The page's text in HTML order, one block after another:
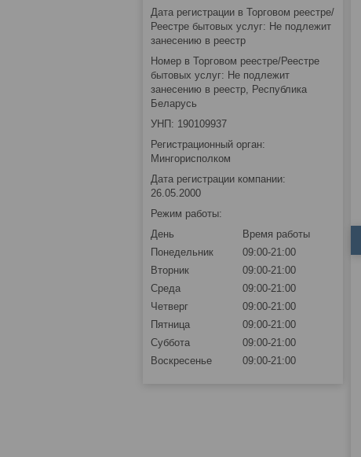
Дата регистрации в Торговом реестре/
Реестре бытовых услуг: Не подлежит
занесению в реестр
Номер в Торговом реестре/Реестре
бытовых услуг: Не подлежит
занесению в реестр, Республика
Беларусь
УНП: 190109937
Регистрационный орган:
Мингорисполком
Дата регистрации компании:
26.05.2000
Режим работы:
День
Время работы
Понедельник
09:00-21:00
Вторник
09:00-21:00
Среда
09:00-21:00
Четверг
09:00-21:00
Пятница
09:00-21:00
Суббота
09:00-21:00
Воскресенье
09:00-21:00